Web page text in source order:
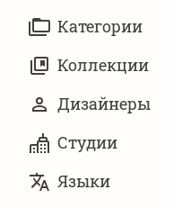
Категории
Коллекции
Дизайнеры
Студии
Языки